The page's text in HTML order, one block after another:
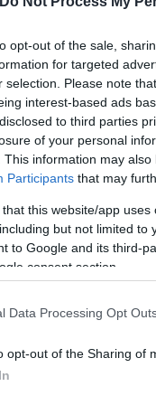
opt-out of the sale,
for targeted
selection. Please note
interest-based ads
to third parties
of your personal
This information may
Participants that may
that this website/app
but not limited to
to Google and its third-
consent section.
Data Processing Opt
opt-out of the Sharing of
την ταυτότητά
του 20ού